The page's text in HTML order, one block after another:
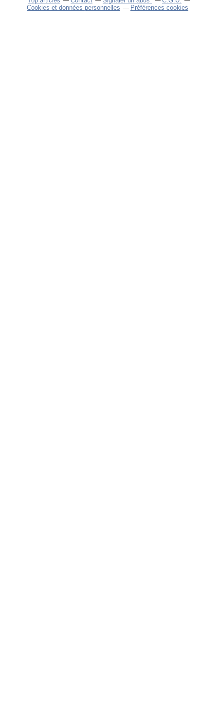
Cookies et données personnelles
Préférences cookies